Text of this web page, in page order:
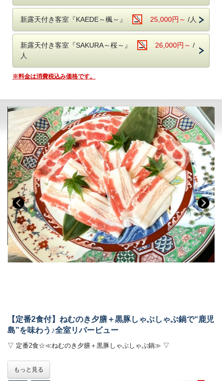
お楽しみいただけます。
光が差し込む空間で1日を元気に始めてください！
◆お部屋◆
ゆったりお寛ぎいただけるお部屋をご用意。
川沿いに作られた当館は全室リバービュー。客室からは天降川を見下ろ
せます。
◆お風呂◆
≪ 温泉について ≫
当館の温泉はすべて源泉かけ流し。
さらに最新の熱交換システムを導入することで、時間をかけることなく
最適温度の新鮮な源泉を供給しております。
湯治として立ち寄られる方も多く、風呂上りは肌がすべすべになると評
判。
加水・循環いっさいナシ！純度100％の温泉は
温泉好きのお客様にご好評いただいております！
▽大浴場 入浴時間
・【岩風呂】5時～13時(男湯)、13時～24時(女湯)、0時～5時(close)
・【黄金湯】5時～13時(女湯)、13時～24時(男湯)、0時～5時(close)
◆周辺情報◆
坂本竜馬と妻お龍がハネムーンで訪れた場所。入浴施設や資料館も。車
で8分。
◆ご案内◆
新露天付き客室『KAEDE～楓～』 25,000円～ /人
新露天付き客室『SAKURA～桜～』 26,000円～ /
人
※料金は消費税込み価格です。
【定番2食付】ねむのき夕膳＋黒豚しゃぶしゃぶ鍋で“鹿児
島”を味わう♪全室リバービュー
▽ 定番2食☆≪ねむのき夕膳＋黒豚しゃぶしゃぶ鍋≫ ▽
鹿児島で飼育された黒豚のしゃぶしゃぶを美味しいだし汁でお召し上が
もっと見る